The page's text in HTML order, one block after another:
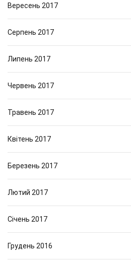
Вересень 2017
Серпень 2017
Липень 2017
Червень 2017
Травень 2017
Квітень 2017
Березень 2017
Лютий 2017
Січень 2017
Грудень 2016